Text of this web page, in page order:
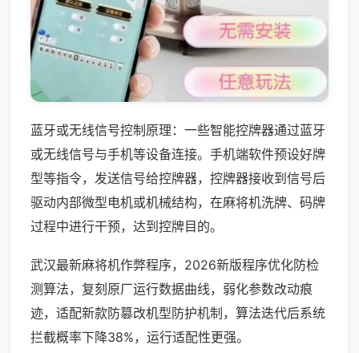
蓝牙或无线信号控制原理：一些智能控牌器通过蓝牙
或无线信号与手机等设备连接。手机端软件预设好牌
型等指令，发送信号给控牌器，控牌器接收到信号后
驱动内部微型电机或机械结构，在麻将机洗牌、码牌
过程中进行干预，达到控牌目的。
武汉最新麻将机作弊程序，2026新版程序优化防检
测算法，复刻原厂运行数据曲线，弱化参数改动痕
迹，适配新款防篡改机型防护机制，算法迭代后系统
拦截概率下降38%，运行适配性更强。